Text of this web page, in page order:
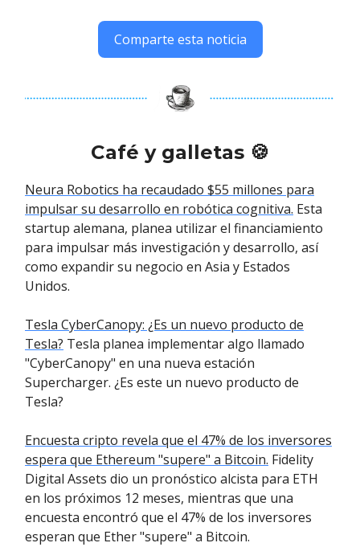
Comparte esta noticia
Café y galletas 🍪
Neura Robotics ha recaudado $55 millones para
impulsar su desarrollo en robótica cognitiva. Esta
startup alemana, planea utilizar el financiamiento
para impulsar más investigación y desarrollo, así
como expandir su negocio en Asia y Estados
Unidos.
Tesla CyberCanopy: ¿Es un nuevo producto de
Tesla? Tesla planea implementar algo llamado
"CyberCanopy" en una nueva estación
Supercharger. ¿Es este un nuevo producto de
Tesla?
Encuesta cripto revela que el 47% de los inversores
espera que Ethereum "supere" a Bitcoin. Fidelity
Digital Assets dio un pronóstico alcista para ETH
en los próximos 12 meses, mientras que una
encuesta encontró que el 47% de los inversores
esperan que Ether "supere" a Bitcoin.